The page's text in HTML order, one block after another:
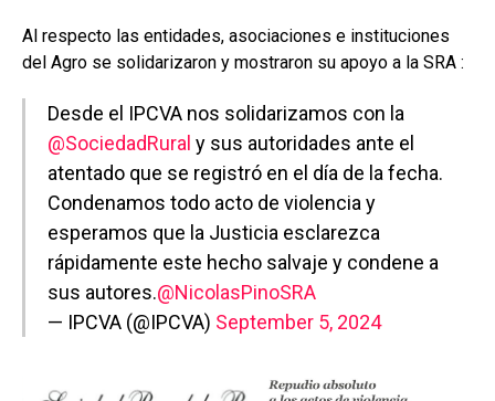
Al respecto las entidades, asociaciones e instituciones
del Agro se solidarizaron y mostraron su apoyo a la SRA :
Desde el IPCVA nos solidarizamos con la
@SociedadRural y sus autoridades ante el
atentado que se registró en el día de la fecha.
Condenamos todo acto de violencia y
esperamos que la Justicia esclarezca
rápidamente este hecho salvaje y condene a
sus autores.@NicolasPinoSRA
— IPCVA (@IPCVA) September 5, 2024